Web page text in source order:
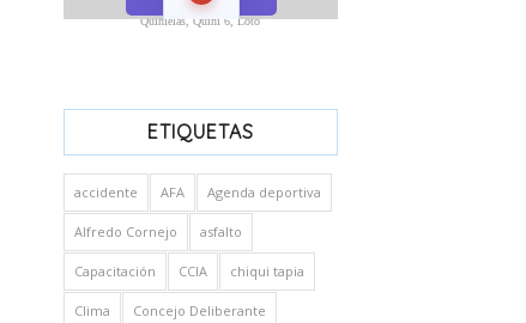
Quinielas, Quini 6, Loto
ETIQUETAS
accidente AFA Agenda deportiva
Alfredo Cornejo asfalto
Capacitación CCIA chiqui tapia
Clima Concejo Deliberante